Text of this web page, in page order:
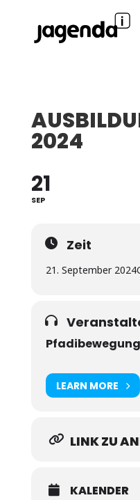
2024
21
SEP
Zeit
21. September 2024
LEARN MORE
LINK ZU
KALENDER